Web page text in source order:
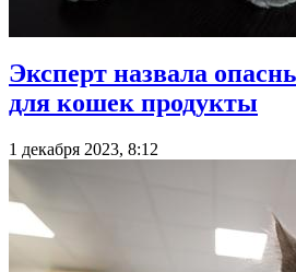
Эксперт назвала
для кошек продукты
1 декабря 2023, 8:12